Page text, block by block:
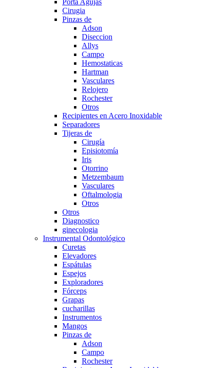
Porta Agujas
Cirugia
Pinzas de
Adson
Diseccion
Allys
Campo
Hemostaticas
Hartman
Vasculares
Relojero
Rochester
Otros
Recipientes en Acero Inoxidable
Separadores
Tijeras de
Cirugía
Episiotomía
Iris
Otorrino
Metzembaum
Vasculares
Oftalmologia
Otros
Otros
Diagnostico
ginecologia
Instrumental Odontológico
Curetas
Elevadores
Espátulas
Espejos
Exploradores
Fórceps
Grapas
cucharillas
Instrumentos
Mangos
Pinzas de
Adson
Campo
Rochester